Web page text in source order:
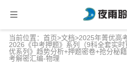
当前位置： 首页>文档>2025年菁优高
2026《中考押题》系列（9科全套实
优系列》趋势分析+押题密卷+抢分秘
考解密汇编-物理